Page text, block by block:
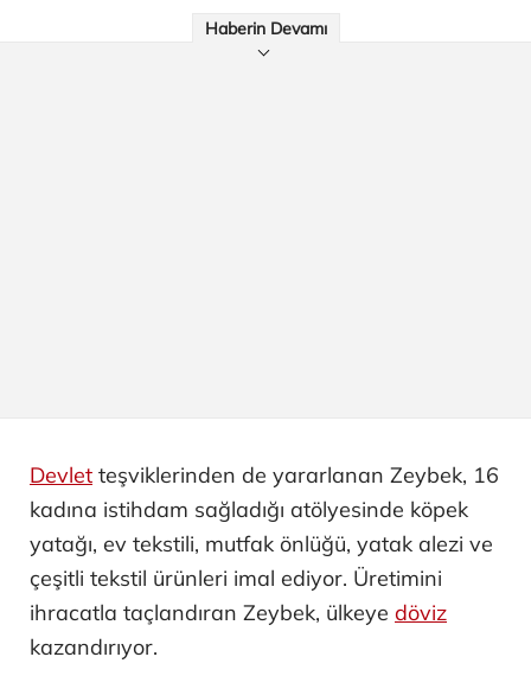
Haberin Devamı
Devlet teşviklerinden de yararlanan Zeybek, 16
kadına istihdam sağladığı atölyesinde köpek
yatağı, ev tekstili, mutfak önlüğü, yatak alezi ve
çeşitli tekstil ürünleri imal ediyor. Üretimini
ihracatla taçlandıran Zeybek, ülkeye döviz
kazandırıyor.